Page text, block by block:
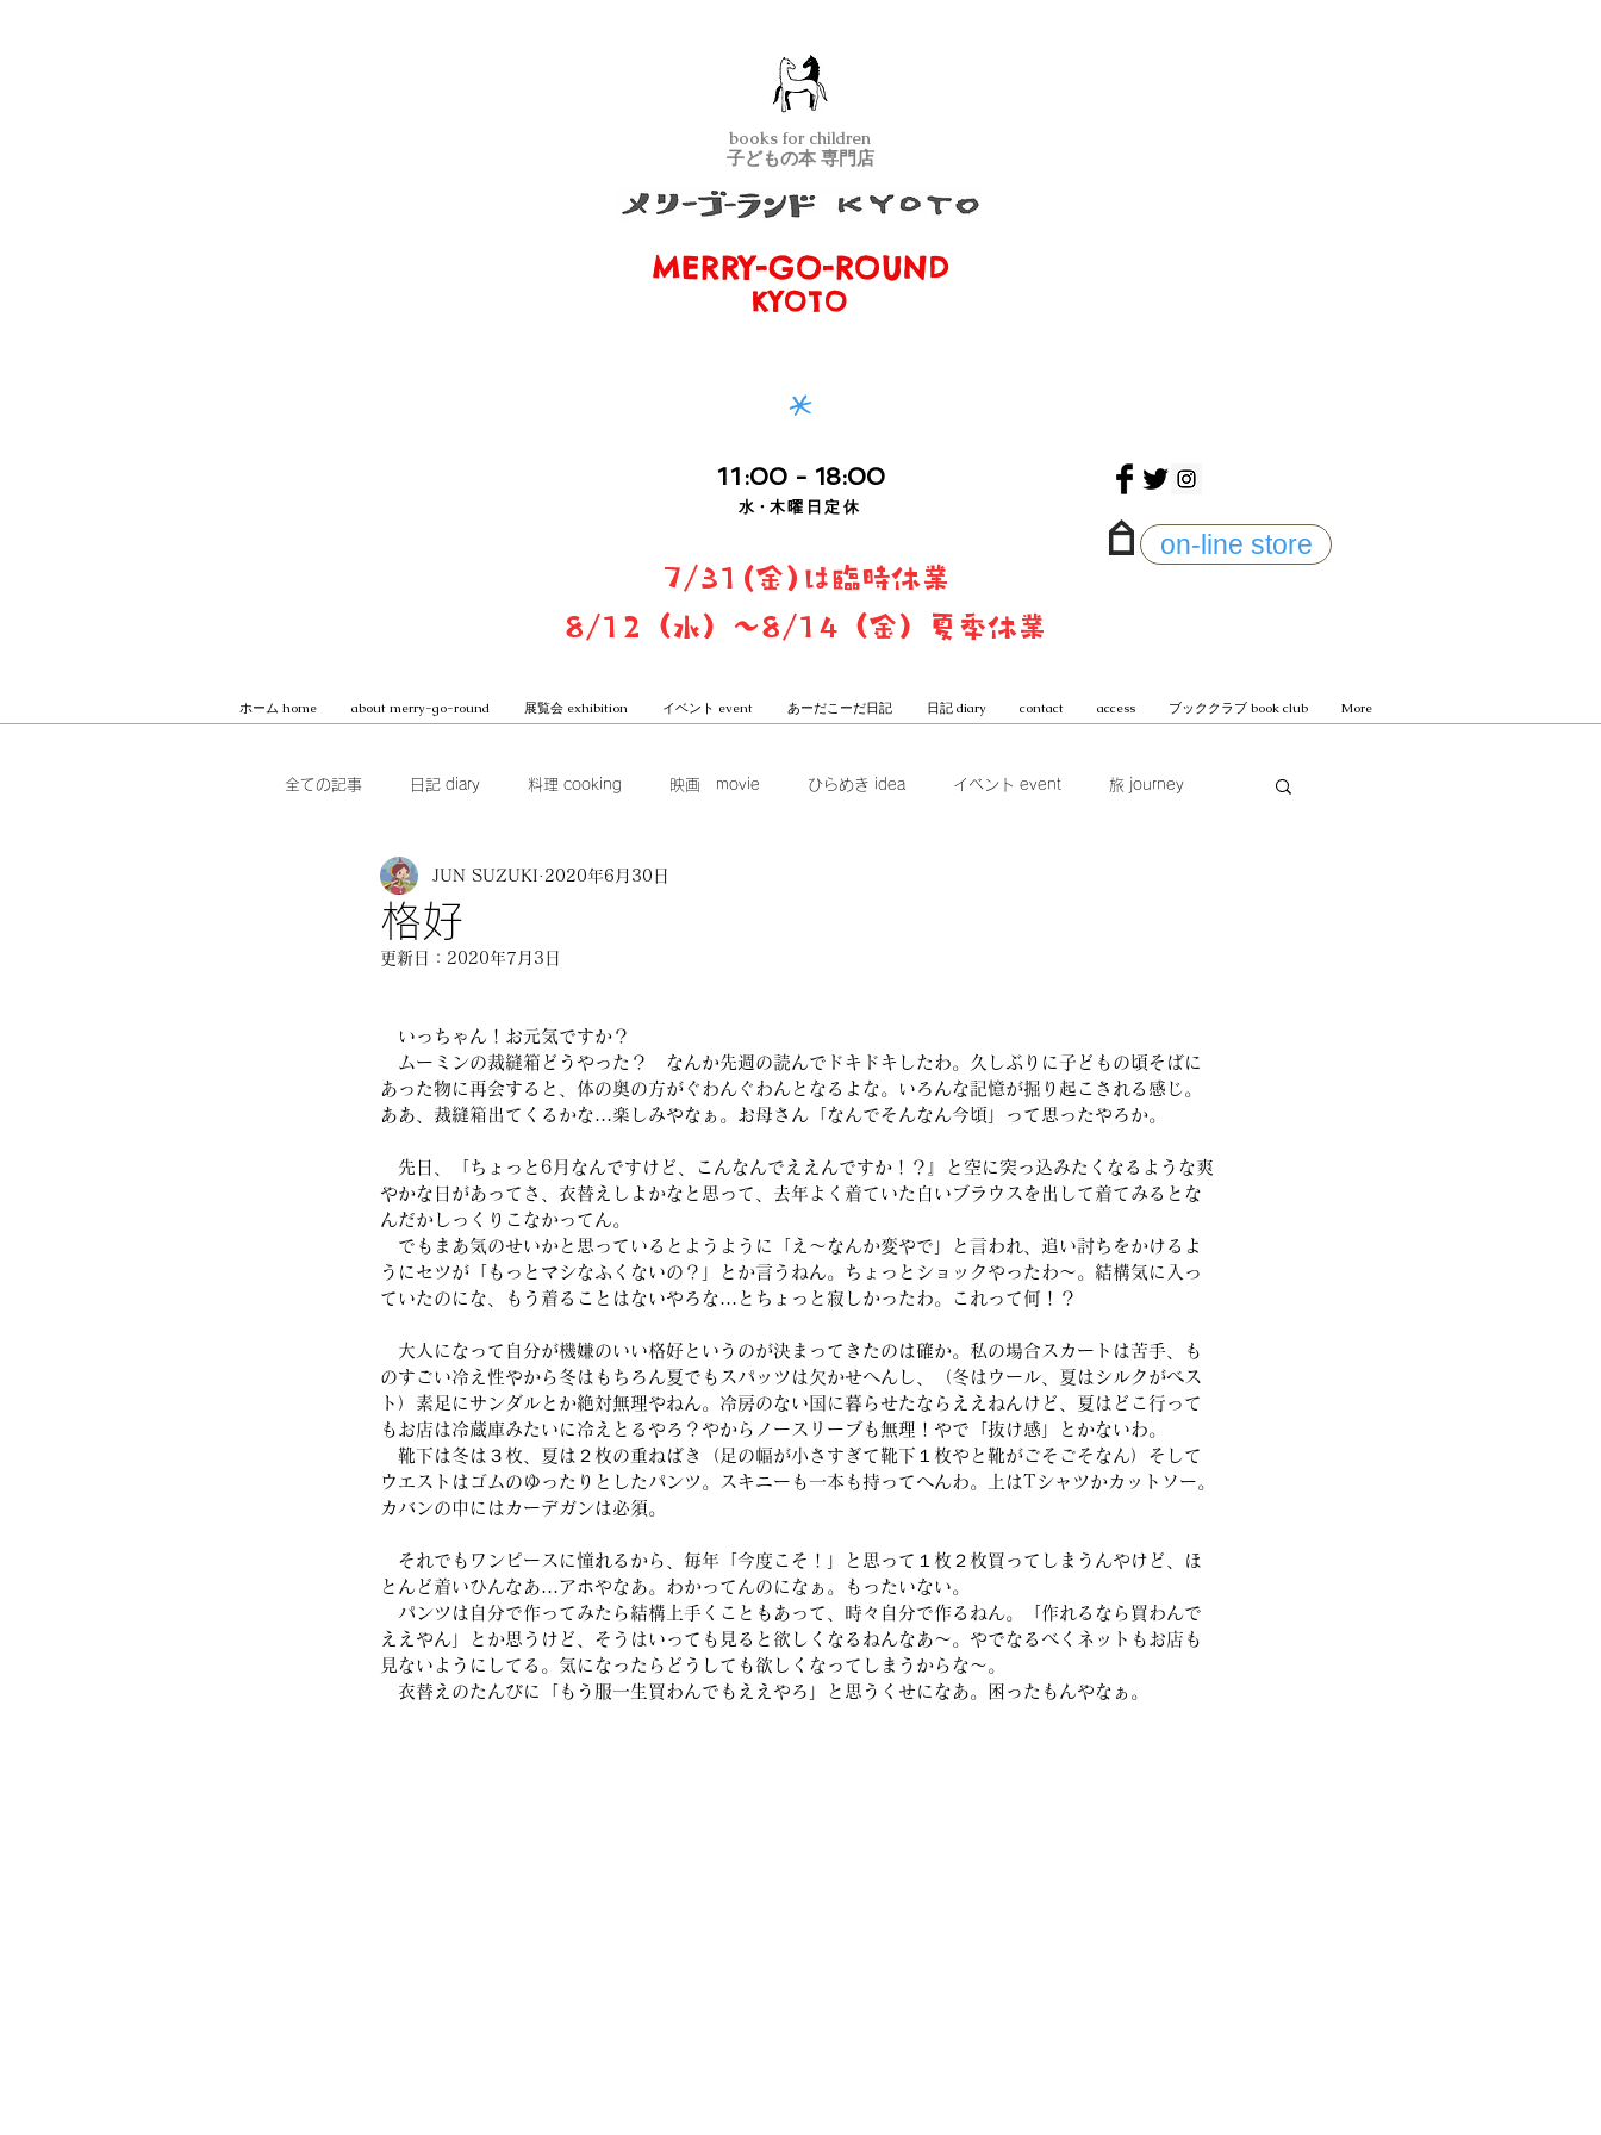
子どもの本 専門店
books for children
メリーゴーランド京都
MERRY-GO-ROUND
KYOTO
*
11 :00 - 18:00
水・ 木曜日定休
on-line store
7/31(金)は臨時休業
8/12（水）〜8/14（金）夏季休業
ホーム home about merry-go-round 展覧会 exhibition イベント event あーだこーだ日記 日記 diary contact access ブッククラブ book club More
全ての記事 日記 diary 料理 cooking 映画 movie ひらめき idea イベント event 旅 journey
本 books ブッククラブ book club 展覧会 exhibition
格好
JUN SUZUKI 2020年6月30日
更新日： 2020年7月3日
いっちゃん！お元気ですか？
ムーミンの裁縫箱どうやった？　なんか先週の読んでドキドキしたわ。久しぶりに子どもの頃そばに
あった物に再会すると、体の奥の方がぐわんぐわんとなるよな。いろんな記憶が掘り起こされる感じ。
ああ、裁縫箱出てくるかな…楽しみやなぁ。お母さん「なんでそんなん今頃」って思ったやろか。
先日、「ちょっと6月なんですけど、こんなんでええんですか！？』と空に突っ込みたくなるような爽
やかな日があってさ、衣替えしよかなと思って、去年よく着ていた白いブラウスを出して着てみるとな
んだかしっくりこなかってん。
でもまあ気のせいかと思っているとようように「え～なんか変やで」と言われ、追い討ちをかけるよ
うにセツが「もっとマシなふくないの？」とか言うねん。ちょっとショックやったわ～。結構気に入っ
ていたのにな、もう着ることはないやろな…とちょっと寂しかったわ。これって何！？
大人になって自分が機嫌のいい格好というのが決まってきたのは確か。私の場合スカートは苦手、も
のすごい冷え性やから冬はもちろん夏でもスパッツは欠かせへんし、（冬はウール、夏はシルクがベス
ト）素足にサンダルとか絶対無理やねん。冷房のない国に暮らせたならええねんけど、夏はどこ行って
もお店は冷蔵庫みたいに冷えとるやろ？やからノースリーブも無理！やで「抜け感」とかないわ。
靴下は冬は３枚、夏は２枚の重ねばき（足の幅が小さすぎて靴下１枚やと靴がごそごそなん）そして
ウエストはゴムのゆったりとしたパンツ。スキニーも一本も持ってへんわ。上はTシャツかカットソー。
カバンの中にはカーデガンは必須。
それでもワンピースに憧れるから、毎年「今度こそ！」と思って１枚２枚買ってしまうんやけど、ほ
とんど着いひんなあ…アホやなあ。わかってんのになぁ。もったいない。
パンツは自分で作ってみたら結構上手くこともあって、時々自分で作るねん。「作れるなら買わんで
ええやん」とか思うけど、そうはいっても見ると欲しくなるねんなあ～。やでなるべくネットもお店も
見ないようにしてる。気になったらどうしても欲しくなってしまうからな～。
衣替えのたんびに「もう服一生買わんでもええやろ」と思うくせになあ。困ったもんやなぁ。